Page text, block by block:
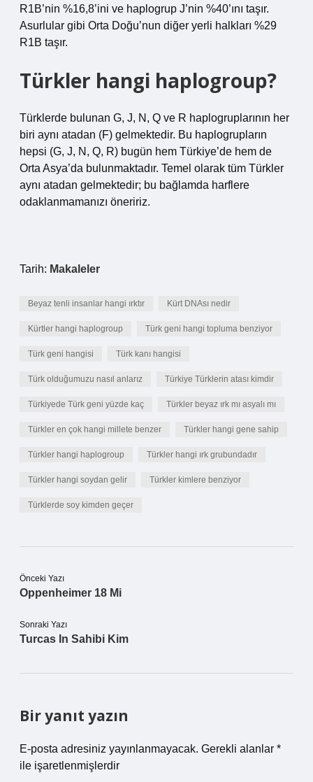
R1B’nin %16,8’ini ve haplogrup J’nin %40’ını taşır.
Asurlular gibi Orta Doğu’nun diğer yerli halkları %29
R1B taşır.
Türkler hangi haplogroup?
Türklerde bulunan G, J, N, Q ve R haplogruplarının her
biri aynı atadan (F) gelmektedir. Bu haplogrupların
hepsi (G, J, N, Q, R) bugün hem Türkiye’de hem de
Orta Asya’da bulunmaktadır. Temel olarak tüm Türkler
aynı atadan gelmektedir; bu bağlamda harflere
odaklanmamanızı öneririz.
Tarih: Makaleler
Beyaz tenli insanlar hangi ırktır Kürt DNAsı nedir
Kürtler hangi haplogroup Türk geni hangi topluma benziyor
Türk geni hangisi Türk kanı hangisi
Türk olduğumuzu nasıl anlarız Türkiye Türklerin atası kimdir
Türkiyede Türk geni yüzde kaç Türkler beyaz ırk mı asyalı mı
Türkler en çok hangi millete benzer Türkler hangi gene sahip
Türkler hangi haplogroup Türkler hangi ırk grubundadır
Türkler hangi soydan gelir Türkler kimlere benziyor
Türklerde soy kimden geçer
Önceki Yazı
Oppenheimer 18 Mi
Sonraki Yazı
Turcas In Sahibi Kim
Bir yanıt yazın
E-posta adresiniz yayınlanmayacak. Gerekli alanlar *
ile işaretlenmişlerdir